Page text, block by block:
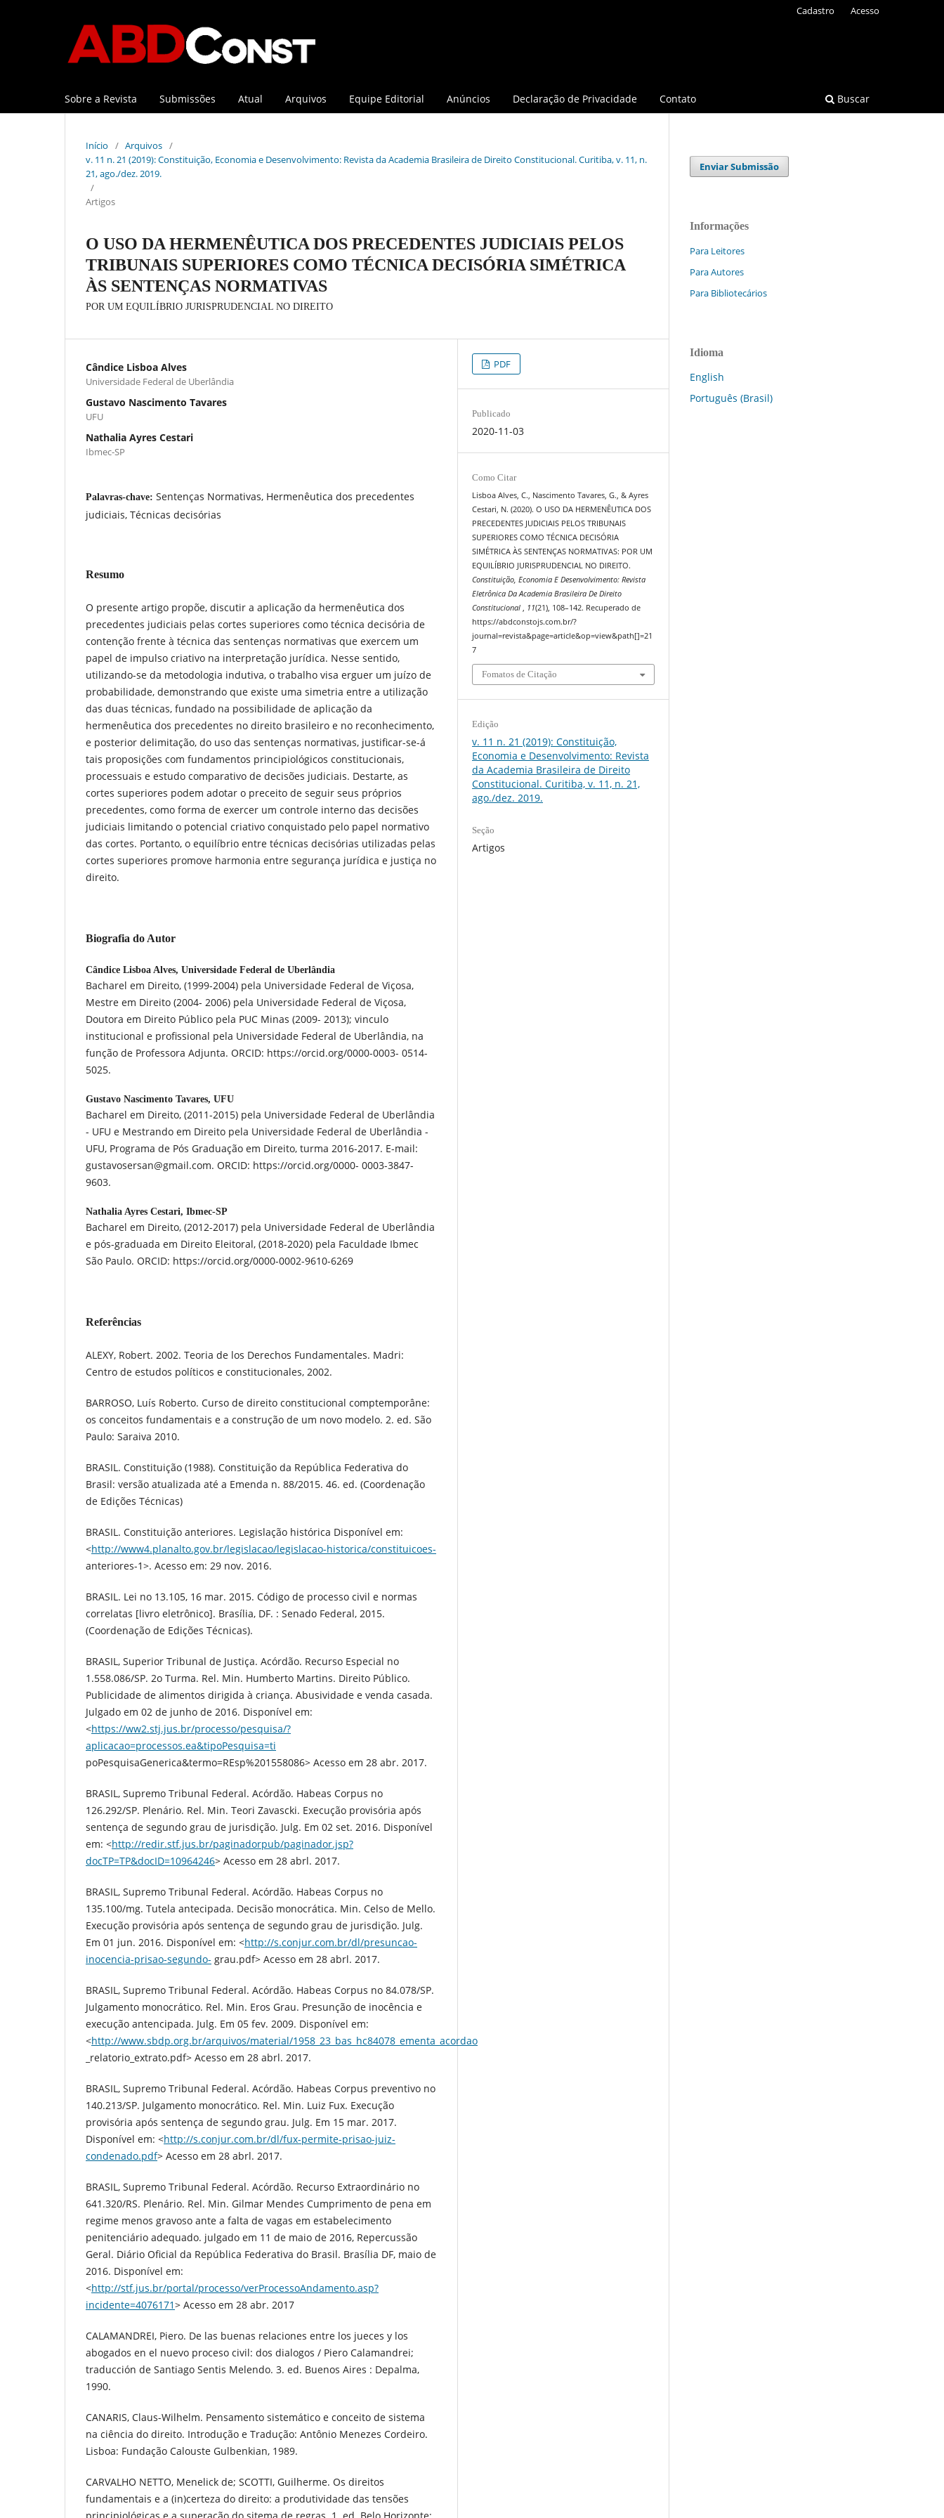
Sobre a Revista Submissões Atual Arquivos Equipe Editorial Anúncios Declaração de Privacidade Contato Buscar
Cadastro Acesso
Início / Arquivos /
v. 11 n. 21 (2019): Constituição, Economia e Desenvolvimento: Revista da Academia Brasileira de Direito Constitucional. Curitiba, v. 11, n.
21, ago./dez. 2019.
/
Artigos
O USO DA HERMENÊUTICA DOS PRECEDENTES JUDICIAIS PELOS
TRIBUNAIS SUPERIORES COMO TÉCNICA DECISÓRIA SIMÉTRICA
ÀS SENTENÇAS NORMATIVAS
POR UM EQUILÍBRIO JURISPRUDENCIAL NO DIREITO
Cândice Lisboa Alves
Universidade Federal de Uberlândia
Gustavo Nascimento Tavares
UFU
Nathalia Ayres Cestari
Ibmec-SP
Palavras-chave: Sentenças Normativas, Hermenêutica dos precedentes
judiciais, Técnicas decisórias
Resumo
O presente artigo propõe, discutir a aplicação da hermenêutica dos
precedentes judiciais pelas cortes superiores como técnica decisória de
contenção frente à técnica das sentenças normativas que exercem um
papel de impulso criativo na interpretação jurídica. Nesse sentido,
utilizando-se da metodologia indutiva, o trabalho visa erguer um juízo de
probabilidade, demonstrando que existe uma simetria entre a utilização
das duas técnicas, fundado na possibilidade de aplicação da
hermenêutica dos precedentes no direito brasileiro e no reconhecimento,
e posterior delimitação, do uso das sentenças normativas, justificar-se-á
tais proposições com fundamentos principiológicos constitucionais,
processuais e estudo comparativo de decisões judiciais. Destarte, as
cortes superiores podem adotar o preceito de seguir seus próprios
precedentes, como forma de exercer um controle interno das decisões
judiciais limitando o potencial criativo conquistado pelo papel normativo
das cortes. Portanto, o equilíbrio entre técnicas decisórias utilizadas pelas
cortes superiores promove harmonia entre segurança jurídica e justiça no
direito.
Biografia do Autor
Cândice Lisboa Alves, Universidade Federal de Uberlândia
Bacharel em Direito, (1999-2004) pela Universidade Federal de Viçosa,
Mestre em Direito (2004- 2006) pela Universidade Federal de Viçosa,
Doutora em Direito Público pela PUC Minas (2009- 2013); vinculo
institucional e profissional pela Universidade Federal de Uberlândia, na
função de Professora Adjunta. ORCID: https://orcid.org/0000-0003- 0514-
5025.
Gustavo Nascimento Tavares, UFU
Bacharel em Direito, (2011-2015) pela Universidade Federal de Uberlândia
- UFU e Mestrando em Direito pela Universidade Federal de Uberlândia -
UFU, Programa de Pós Graduação em Direito, turma 2016-2017. E-mail:
gustavosersan@gmail.com. ORCID: https://orcid.org/0000- 0003-3847-
9603.
Nathalia Ayres Cestari, Ibmec-SP
Bacharel em Direito, (2012-2017) pela Universidade Federal de Uberlândia
e pós-graduada em Direito Eleitoral, (2018-2020) pela Faculdade Ibmec
São Paulo. ORCID: https://orcid.org/0000-0002-9610-6269
Referências
ALEXY, Robert. 2002. Teoria de los Derechos Fundamentales. Madri:
Centro de estudos políticos e constitucionales, 2002.
BARROSO, Luís Roberto. Curso de direito constitucional comptemporâne:
os conceitos fundamentais e a construção de um novo modelo. 2. ed. São
Paulo: Saraiva 2010.
BRASIL. Constituição (1988). Constituição da República Federativa do
Brasil: versão atualizada até a Emenda n. 88/2015. 46. ed. (Coordenação
de Edições Técnicas)
BRASIL. Constituição anteriores. Legislação histórica Disponível em:
<http://www4.planalto.gov.br/legislacao/legislacao-historica/constituicoes-
anteriores-1>. Acesso em: 29 nov. 2016.
BRASIL. Lei no 13.105, 16 mar. 2015. Código de processo civil e normas
correlatas [livro eletrônico]. Brasília, DF. : Senado Federal, 2015.
(Coordenação de Edições Técnicas).
BRASIL, Superior Tribunal de Justiça. Acórdão. Recurso Especial no
1.558.086/SP. 2o Turma. Rel. Min. Humberto Martins. Direito Público.
Publicidade de alimentos dirigida à criança. Abusividade e venda casada.
Julgado em 02 de junho de 2016. Disponível em:
<https://ww2.stj.jus.br/processo/pesquisa/?
aplicacao=processos.ea&tipoPesquisa=ti
poPesquisaGenerica&termo=REsp%201558086> Acesso em 28 abr. 2017.
BRASIL, Supremo Tribunal Federal. Acórdão. Habeas Corpus no
126.292/SP. Plenário. Rel. Min. Teori Zavascki. Execução provisória após
sentença de segundo grau de jurisdição. Julg. Em 02 set. 2016. Disponível
em: <http://redir.stf.jus.br/paginadorpub/paginador.jsp?
docTP=TP&docID=10964246> Acesso em 28 abrl. 2017.
BRASIL, Supremo Tribunal Federal. Acórdão. Habeas Corpus no
135.100/mg. Tutela antecipada. Decisão monocrática. Min. Celso de Mello.
Execução provisória após sentença de segundo grau de jurisdição. Julg.
Em 01 jun. 2016. Disponível em: <http://s.conjur.com.br/dl/presuncao-
inocencia-prisao-segundo- grau.pdf> Acesso em 28 abrl. 2017.
BRASIL, Supremo Tribunal Federal. Acórdão. Habeas Corpus no 84.078/SP.
Julgamento monocrático. Rel. Min. Eros Grau. Presunção de inocência e
execução antencipada. Julg. Em 05 fev. 2009. Disponível em:
<http://www.sbdp.org.br/arquivos/material/1958_23_bas_hc84078_ementa_acordao
_relatorio_extrato.pdf> Acesso em 28 abrl. 2017.
BRASIL, Supremo Tribunal Federal. Acórdão. Habeas Corpus preventivo no
140.213/SP. Julgamento monocrático. Rel. Min. Luiz Fux. Execução
provisória após sentença de segundo grau. Julg. Em 15 mar. 2017.
Disponível em: <http://s.conjur.com.br/dl/fux-permite-prisao-juiz-
condenado.pdf> Acesso em 28 abrl. 2017.
BRASIL, Supremo Tribunal Federal. Acórdão. Recurso Extraordinário no
641.320/RS. Plenário. Rel. Min. Gilmar Mendes Cumprimento de pena em
regime menos gravoso ante a falta de vagas em estabelecimento
penitenciário adequado. julgado em 11 de maio de 2016, Repercussão
Geral. Diário Oficial da República Federativa do Brasil. Brasília DF, maio de
2016. Disponível em:
<http://stf.jus.br/portal/processo/verProcessoAndamento.asp?
incidente=4076171> Acesso em 28 abr. 2017
CALAMANDREI, Piero. De las buenas relaciones entre los jueces y los
abogados en el nuevo proceso civil: dos dialogos / Piero Calamandrei;
traducción de Santiago Sentis Melendo. 3. ed. Buenos Aires : Depalma,
1990.
CANARIS, Claus-Wilhelm. Pensamento sistemático e conceito de sistema
na ciência do direito. Introdução e Tradução: Antônio Menezes Cordeiro.
Lisboa: Fundação Calouste Gulbenkian, 1989.
CARVALHO NETTO, Menelick de; SCOTTI, Guilherme. Os direitos
fundamentais e a (in)certeza do direito: a produtividade das tensões
PDF
Publicado
2020-11-03
Como Citar
Lisboa Alves, C., Nascimento Tavares, G., & Ayres
Cestari, N. (2020). O USO DA HERMENÊUTICA DOS
PRECEDENTES JUDICIAIS PELOS TRIBUNAIS
SUPERIORES COMO TÉCNICA DECISÓRIA
SIMÉTRICA ÀS SENTENÇAS NORMATIVAS: POR UM
EQUILÍBRIO JURISPRUDENCIAL NO DIREITO.
Constituição, Economia E Desenvolvimento: Revista
Eletrônica Da Academia Brasileira De Direito
Constitucional, 11(21), 108–142. Recuperado de
https://abdconstojs.com.br/?
journal=revista&page=article&op=view&path[]=21
7
Fomatos de Citação
Edição
v. 11 n. 21 (2019): Constituição,
Economia e Desenvolvimento: Revista
da Academia Brasileira de Direito
Constitucional. Curitiba, v. 11, n. 21,
ago./dez. 2019.
Seção
Artigos
Enviar Submissão
Informações
Para Leitores
Para Autores
Para Bibliotecários
Idioma
English
Português (Brasil)